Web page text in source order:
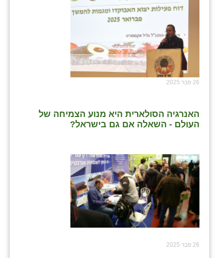
26 פבר 2025
האנרגיה הסולארית היא מנוע הצמיחה של
העולם - השאלה אם גם בישראל?
26 פבר 2025